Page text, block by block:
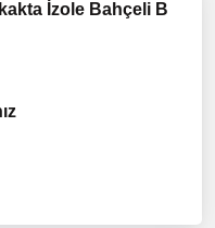
İzole Bahçeli B